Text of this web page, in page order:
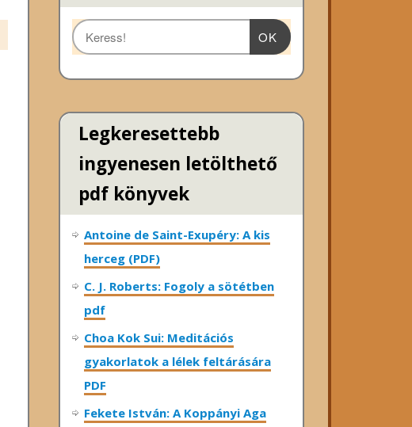
OK
Legkeresettebb
ingyenesen letölthető
pdf könyvek
Antoine de Saint-Exupéry: A kis
herceg (PDF)
C. J. Roberts: Fogoly a sötétben
pdf
Choa Kok Sui: Meditációs
gyakorlatok a lélek feltárására
PDF
Fekete István: A Koppányi Aga